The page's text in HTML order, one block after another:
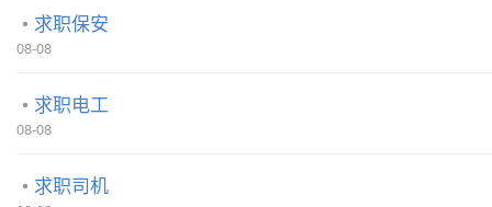
求职保安
08-08
求职电工
08-08
求职司机